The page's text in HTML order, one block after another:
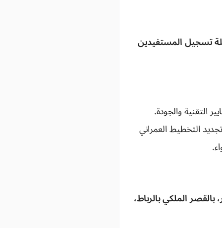
تسجيل المستفيدين
التقنية والجودة.
تجديد التخطيط العمراني
الملكي، أن الملك محمد السادس، ترأس، يوم الثلاثاء 17 أكتوبر، بالقصر الملكي بالرباط،